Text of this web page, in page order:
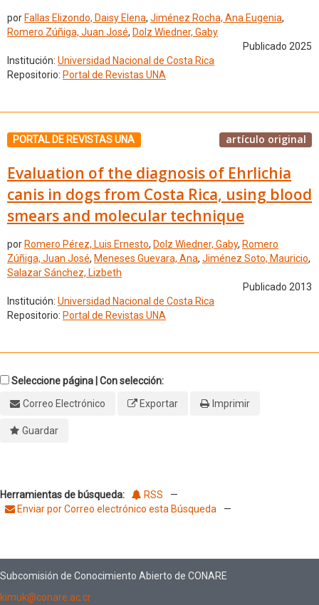
por Fallas Elizondo, Daisy Elena, Jiménez Rocha, Ana Eugenia,
Romero Zúñiga, Juan José, Dolz Wiedner, Gaby
Publicado 2025
Institución: Universidad Nacional de Costa Rica
Repositorio: Portal de Revistas UNA
PORTAL DE REVISTAS UNA artículo original
Evaluation of the diagnosis of Ehrlichia
canis in dogs from Costa Rica, using blood
smears and molecular technique
por Romero Pérez, Luis Ernesto, Dolz Wiedner, Gaby, Romero
Zúñiga, Juan José, Meneses Guevara, Ana, Jiménez Soto, Mauricio,
Salazar Sánchez, Lizbeth
Publicado 2013
Institución: Universidad Nacional de Costa Rica
Repositorio: Portal de Revistas UNA
Seleccione página | Con selección:
Correo Electrónico
Exportar Imprimir
Guardar
Herramientas de búsqueda: RSS
—
Enviar por Correo electrónico esta Búsqueda
—
Subcomisión de Conocimiento Abierto de CONARE
kimuk@conare.ac.cr